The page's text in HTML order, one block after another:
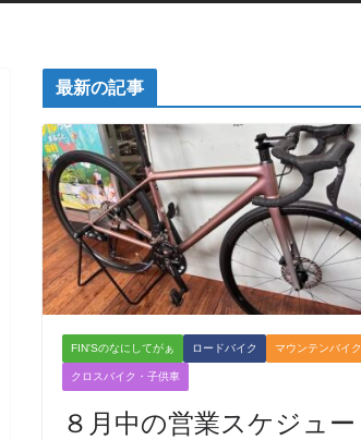
最新の記事
FIN'Sのなにしてがぁ ロードバイク マウンテンバイク
クロスバイク・子供車
８月中の営業スケジュー